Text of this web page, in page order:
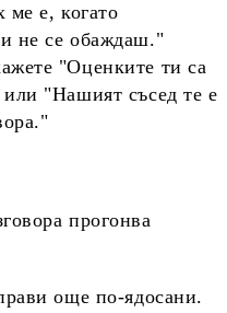
ме е, когато
не се обаждаш."
"Оценките ти са
"Нашият съсед те е
прогонва
още по-ядосани.